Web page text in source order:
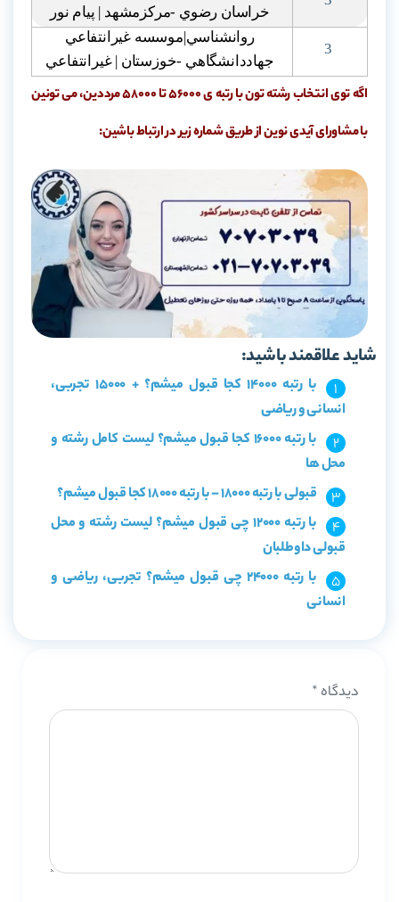
خراسان رضوي -مرکزمشهد | پيام نور
3
روانشناسي|موسسه غيرانتفاعي
جهاددانشگاهي -خوزستان | غيرانتفاعي
اگه توی انتخاب رشته تون با رتبه ی 56000 تا 58000 مرددین، می تونین
با مشاورای آیدی نوین از طریق شماره زیر در ارتباط باشین:
شاید علاقمند باشید:
با رتبه 14000 کجا قبول میشم؟ + 15000 تجربی،
انسانی و ریاضی
با رتبه 16000 کجا قبول میشم؟ لیست کامل رشته و
محل ها
قبولی با رتبه 18000 – با رتبه 18000 کجا قبول میشم؟
با رتبه 12000 چی قبول میشم؟ لیست رشته و محل
قبولی داوطلبان
با رتبه 24000 چی قبول میشم؟ تجربی، ریاضی و
انسانی
دیدگاه *